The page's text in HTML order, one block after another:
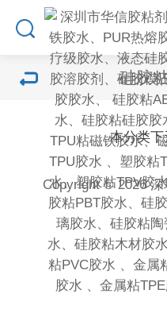
硅胶
本分类
Copyright © 2026